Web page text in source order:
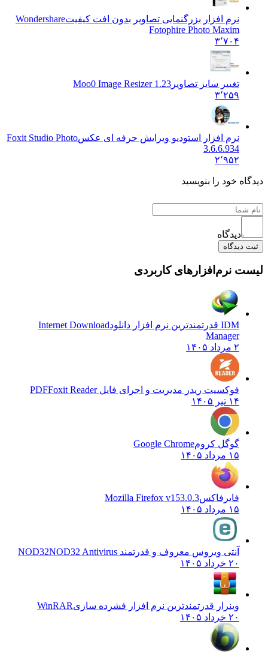
نرم افزار بزرگنمایی تصاویر بدون افت کیفیتWondershare
Fotophire Photo Maxim
۳٬۷۰۴
تغییر سایز تصاویر Moo0 Image Resizer 1.23
۳٬۲۵۹
نرم افزار استودیو ویرایش حرفه ای عکسFoxit Studio Photo
3.6.6.934
۲٬۹۵۲
دیدگاه خود را بنویسید
دیدگاه
ثبت دیدگاه
لیست نرم‌افزارهای کاربردی
IDM قدرتمندترین نرم افزار دانلود
Internet Download
Manager
۲ مرداد ۱۴۰۵
فوکسیت ریدر مدیریت و اجرای فایل PDFFoxit Reader
۱۴ تیر ۱۴۰۵
گوگل کرومGoogle Chrome
۱۵ مرداد ۱۴۰۵
فایرفاکسMozilla Firefox v153.0.3
۱۵ مرداد ۱۴۰۵
آنتی ویروس معروف و قدرتمند NOD32 NOD32 Antivirus
۲۰ خرداد ۱۴۰۵
وینرار قدرتمندترین نرم افزار فشرده سازیWinRAR
۲۰ خرداد ۱۴۰۵